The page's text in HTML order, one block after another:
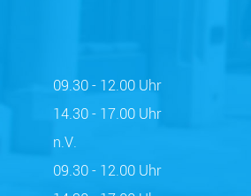
09.30 - 12.00 Uhr
14.30 - 17.00 Uhr
n.V.
09.30 - 12.00 Uhr